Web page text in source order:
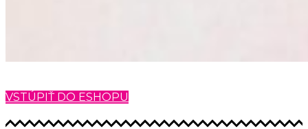
VSTÚPIŤ DO ESHOPU